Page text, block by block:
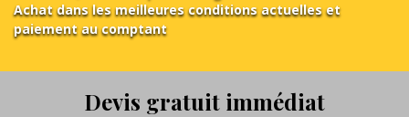
Achat dans les meilleures conditions actuelles et
paiement au comptant
Devis gratuit immédiat